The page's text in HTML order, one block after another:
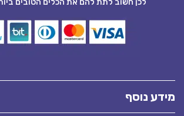
לכן חשוב לתת להם את הכלים הטובים
מידע נוסף